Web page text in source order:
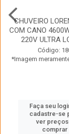
CHUVEIRO
COM CANO
220V ULTRA
Código:
*Imagem
Faça seu
cadastre-se
ver preços
comprar